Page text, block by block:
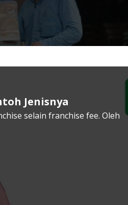
Jenisnya
selain franchise fee. Oleh